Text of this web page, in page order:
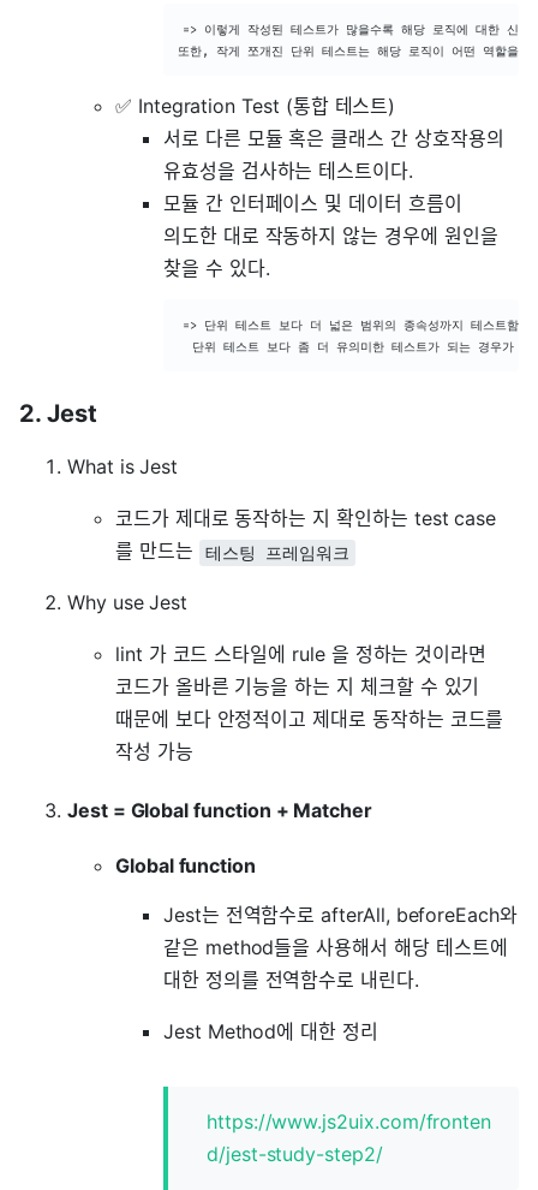
=> 이렇게 작성된 테스트가 많을수록 해당 로직에 대한 신
또한, 작게 쪼개진 단위 테스트는 해당 로직이 어떤 역할을
✅ Integration Test (통합 테스트)
서로 다른 모듈 혹은 클래스 간 상호작용의
유효성을 검사하는 테스트이다.
모듈 간 인터페이스 및 데이터 흐름이
의도한 대로 작동하지 않는 경우에 원인을
찾을 수 있다.
=> 단위 테스트 보다 더 넓은 범위의 종속성까지 테스트함
단위 테스트 보다 좀 더 유의미한 테스트가 되는 경우가 많
2. Jest
What is Jest
코드가 제대로 동작하는 지 확인하는 test case
를 만드는
테스팅 프레임워크
Why use Jest
lint 가 코드 스타일에 rule 을 정하는 것이라면
코드가 올바른 기능을 하는 지 체크할 수 있기
때문에 보다 안정적이고 제대로 동작하는 코드를
작성 가능
Jest = Global function + Matcher
Global function
Jest는 전역함수로 afterAll, beforeEach와
같은 method들을 사용해서 해당 테스트에
대한 정의를 전역함수로 내린다.
Jest Method에 대한 정리
https://www.js2uix.com/fronten
d/jest-study-step2/